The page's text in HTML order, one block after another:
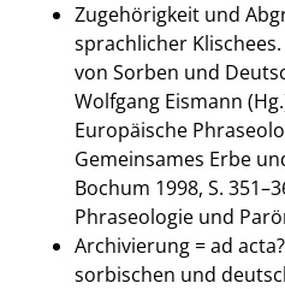
Zugehörigkeit und
sprachlicher
von Sorben und
Wolfgang Eismann
Europäische
Gemeinsames Erbe
Bochum 1998, S.
Phraseologie und
Archivierung = ad
sorbischen und